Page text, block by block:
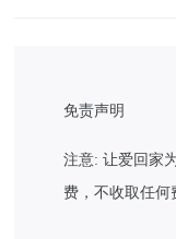
免责声明
注意: 让爱回家
费，不收取任何